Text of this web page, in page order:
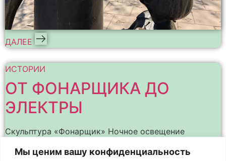
Мы ценим вашу конфиденциальность
ДАЛЕЕ
ИСТОРИИ
ОТ ФОНАРЩИКА ДО
ЭЛЕКТРЫ
Скульптура «Фонарщик» Ночное освещение
их наиболее интересные детали, выделяет в